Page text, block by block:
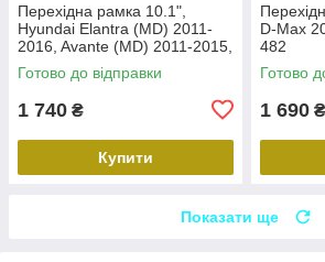
Перехідна рамка 10.1",
Hyundai Elantra (MD) 2011-
2016, Avante (MD) 2011-2015,
Carav 22-2314
Готово до відправки
1 740 ₴
Купити
D-Max
482
Готово
1 690 ₴
Показати ще